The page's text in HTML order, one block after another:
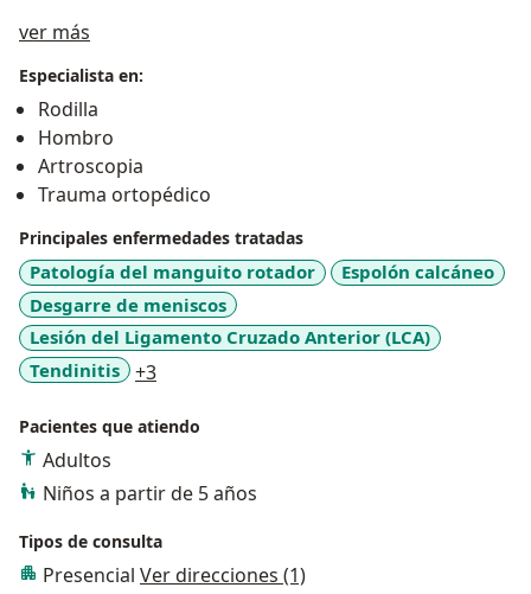
ver más
Especialista en:
Rodilla
Hombro
Artroscopia
Trauma ortopédico
Principales enfermedades tratadas
Patología del manguito rotador
Espolón calcáneo
Desgarre de meniscos
Lesión del Ligamento Cruzado Anterior (LCA)
Tendinitis
+3a11y_sr_more_diseases
Pacientes que atiendo
Adultos
Niños a partir de 5 años
Tipos de consulta
Presencial Ver direcciones (1)